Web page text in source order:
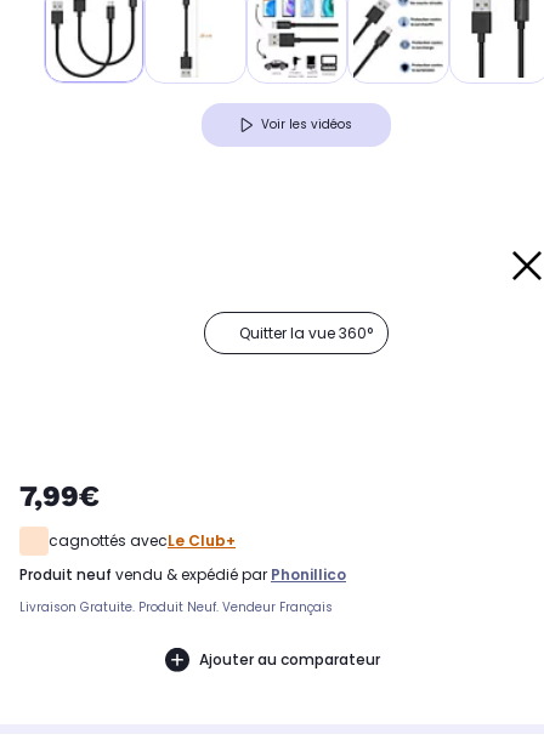
Voir les vidéos
Quitter la vue 360°
7,99€
cagnottés avecLe Club+
produit neuf vendu & expédié par Phonillico
Livraison Gratuite. Produit Neuf. Vendeur Français
Ajouter au comparateur